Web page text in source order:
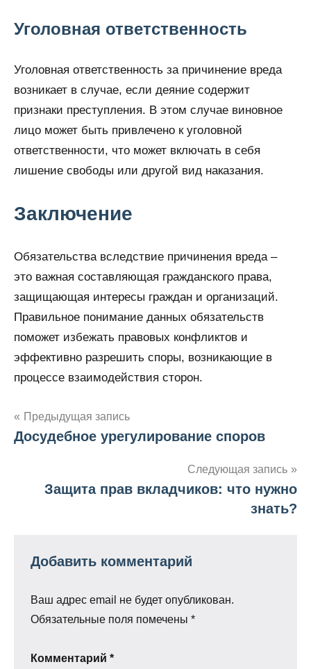
Уголовная ответственность
Уголовная ответственность за причинение вреда
возникает в случае, если деяние содержит
признаки преступления. В этом случае виновное
лицо может быть привлечено к уголовной
ответственности, что может включать в себя
лишение свободы или другой вид наказания.
Заключение
Обязательства вследствие причинения вреда –
это важная составляющая гражданского права,
защищающая интересы граждан и организаций.
Правильное понимание данных обязательств
поможет избежать правовых конфликтов и
эффективно разрешить споры, возникающие в
процессе взаимодействия сторон.
Навигация
по
Предыдущая запись
Досудебное урегулирование споров
Следующая запись
Защита прав вкладчиков: что нужно
знать?
Добавить комментарий
Ваш адрес email не будет опубликован.
Обязательные поля помечены *
Комментарий *